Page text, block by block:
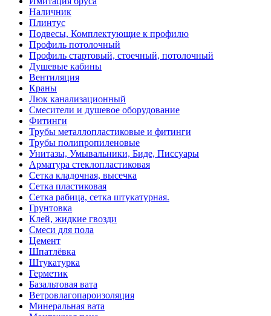
Наличник
Плинтус
Подвесы, Комплектующие к профилю
Профиль потолочный
Профиль стартовый, стоечный, потолочный
Душевые кабины
Вентиляция
Краны
Люк канализационный
Смесители и душевое оборудование
Фитинги
Трубы металлопластиковые и фитинги
Трубы полипропиленовые
Унитазы, Умывальники, Биде, Писсуары
Арматура стеклопластиковая
Сетка кладочная, высечка
Сетка пластиковая
Сетка рабица, сетка штукатурная.
Грунтовка
Клей, жидкие гвозди
Смеси для пола
Цемент
Шпатлёвка
Штукатурка
Герметик
Базальтовая вата
Ветровлагопароизоляция
Минеральная вата